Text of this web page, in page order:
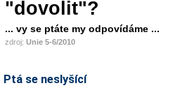
"dovolit"?
... vy se ptáte my odpovídáme ...
zdroj: Unie 5-6/2010
Ptá se neslyšící